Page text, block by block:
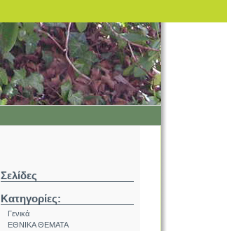
Σελίδες
Κατηγορίες:
Γενικά
ΕΘΝΙΚΑ ΘΕΜΑΤΑ